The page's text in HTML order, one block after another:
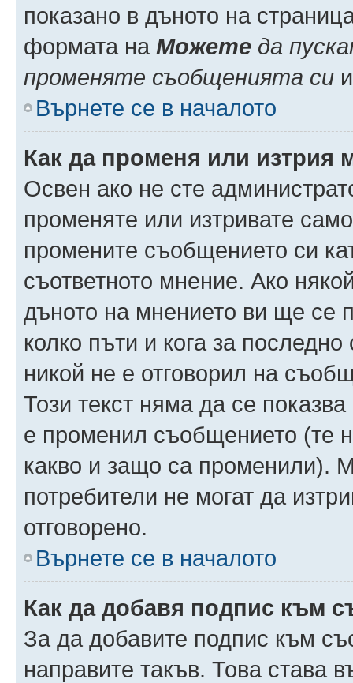
показано в дъното на
формата на Можете да
променяте съобщенията си
Върнете се в началото
Как да променя или изтрия
Освен ако не сте
променяте или изтривате
промените съобщението си
съответното мнение. Ако
дъното на мнението ви ще се
колко пъти и кога за
никой не е отговорил на
Този текст няма да се
е променил съобщението (те
какво и защо са променили).
потребители не могат да
отговорено.
Върнете се в началото
Как да добавя подпис към
За да добавите подпис към
направите такъв. Това